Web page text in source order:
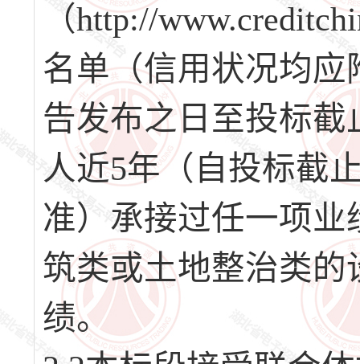
（http://
名单（信用状况均
告发布之日至投标
人近5年（自投标截
准）承接过任一项
筑类或土地整治类的
绩。